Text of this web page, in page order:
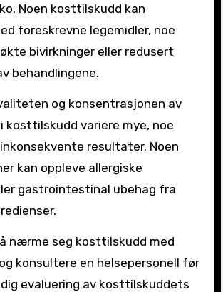
Noen kosttilskudd kan
foreskrevne legemidler, noe
bivirkninger eller redusert
behandlingene.
og konsentrasjonen av
kosttilskudd variere mye, noe
resultater. Noen
kan oppleve allergiske
gastrointestinal ubehag fra
nærme seg kosttilskudd med
konsultere en helsepersonell før
evaluering av kosttilskuddets